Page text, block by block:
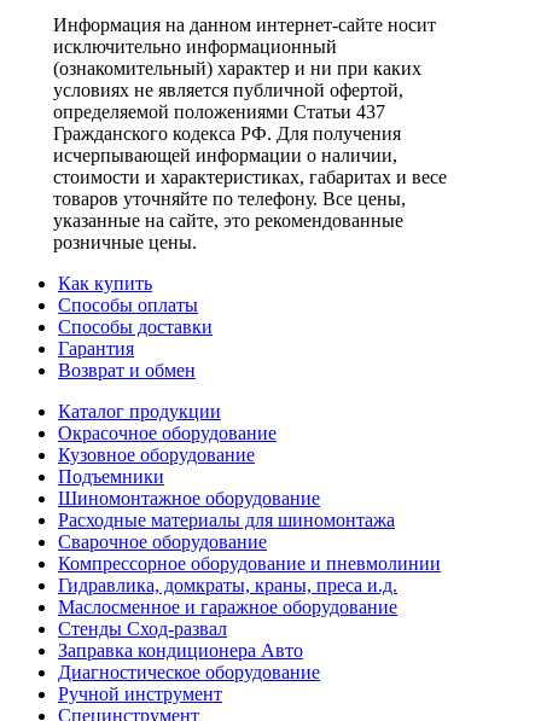
Информация на данном интернет-сайте носит
исключительно информационный
(ознакомительный) характер и ни при каких
условиях не является публичной офертой,
определяемой положениями Статьи 437
Гражданского кодекса РФ. Для получения
исчерпывающей информации о наличии,
стоимости и характеристиках, габаритах и весе
товаров уточняйте по телефону. Все цены,
указанные на сайте, это рекомендованные
розничные цены.
Как купить
Способы оплаты
Способы доставки
Гарантия
Возврат и обмен
Каталог продукции
Окрасочное оборудование
Кузовное оборудование
Подъемники
Шиномонтажное оборудование
Расходные материалы для шиномонтажа
Сварочное оборудование
Компрессорное оборудование и пневмолинии
Гидравлика, домкраты, краны, преса и.д.
Маслосменное и гаражное оборудование
Стенды Сход-развал
Заправка кондиционера Авто
Диагностическое оборудование
Ручной инструмент
Специнструмент